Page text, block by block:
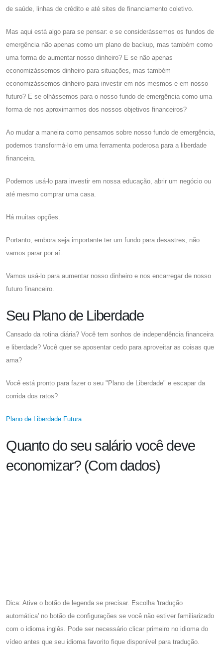
de saúde, linhas de crédito e até sites de financiamento coletivo.
Mas aqui está algo para se pensar: e se considerássemos os fundos de
emergência não apenas como um plano de backup, mas também como
uma forma de aumentar nosso dinheiro? E se não apenas
economizássemos dinheiro para situações, mas também
economizássemos dinheiro para investir em nós mesmos e em nosso
futuro? E se olhássemos para o nosso fundo de emergência como uma
forma de nos aproximarmos dos nossos objetivos financeiros?
Ao mudar a maneira como pensamos sobre nosso fundo de emergência,
podemos transformá-lo em uma ferramenta poderosa para a liberdade
financeira.
Podemos usá-lo para investir em nossa educação, abrir um negócio ou
até mesmo comprar uma casa.
Há muitas opções.
Portanto, embora seja importante ter um fundo para desastres, não
vamos parar por aí.
Vamos usá-lo para aumentar nosso dinheiro e nos encarregar de nosso
futuro financeiro.
Seu Plano de Liberdade
Cansado da rotina diária? Você tem sonhos de independência financeira
e liberdade? Você quer se aposentar cedo para aproveitar as coisas que
ama?
Você está pronto para fazer o seu "Plano de Liberdade" e escapar da
corrida dos ratos?
Plano de Liberdade Futura
Quanto do seu salário você deve
economizar? (Com dados)
Dica: Ative o botão de legenda se precisar. Escolha 'tradução
automática' no botão de configurações se você não estiver familiarizado
com o idioma inglês. Pode ser necessário clicar primeiro no idioma do
vídeo antes que seu idioma favorito fique disponível para tradução.